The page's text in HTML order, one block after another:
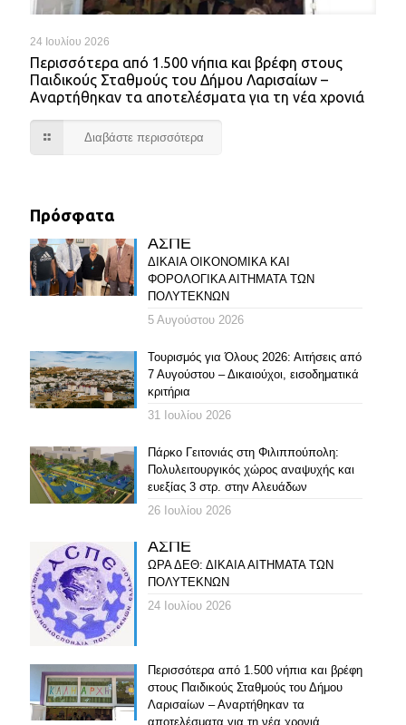
24 Ιουλίου 2026
Περισσότερα από 1.500 νήπια και βρέφη στους
Παιδικούς Σταθμούς του Δήμου Λαρισαίων –
Αναρτήθηκαν τα αποτελέσματα για τη νέα χρονιά
Διαβάστε περισσότερα
Πρόσφατα
ΑΣΠΕ
ΔΙΚΑΙΑ ΟΙΚΟΝΟΜΙΚΑ ΚΑΙ
ΦΟΡΟΛΟΓΙΚΑ ΑΙΤΗΜΑΤΑ ΤΩΝ
ΠΟΛΥΤΕΚΝΩΝ
5 Αυγούστου 2026
Τουρισμός για Όλους 2026: Αιτήσεις από
7 Αυγούστου – Δικαιούχοι, εισοδηματικά
κριτήρια
31 Ιουλίου 2026
Πάρκο Γειτονιάς στη Φιλιππούπολη:
Πολυλειτουργικός χώρος αναψυχής και
ευεξίας 3 στρ. στην Αλευάδων
26 Ιουλίου 2026
ΑΣΠΕ
ΩΡΑ ΔΕΘ: ΔΙΚΑΙΑ ΑΙΤΗΜΑΤΑ ΤΩΝ
ΠΟΛΥΤΕΚΝΩΝ
24 Ιουλίου 2026
Περισσότερα από 1.500 νήπια και βρέφη
στους Παιδικούς Σταθμούς του Δήμου
Λαρισαίων – Αναρτήθηκαν τα
αποτελέσματα για τη νέα χρονιά